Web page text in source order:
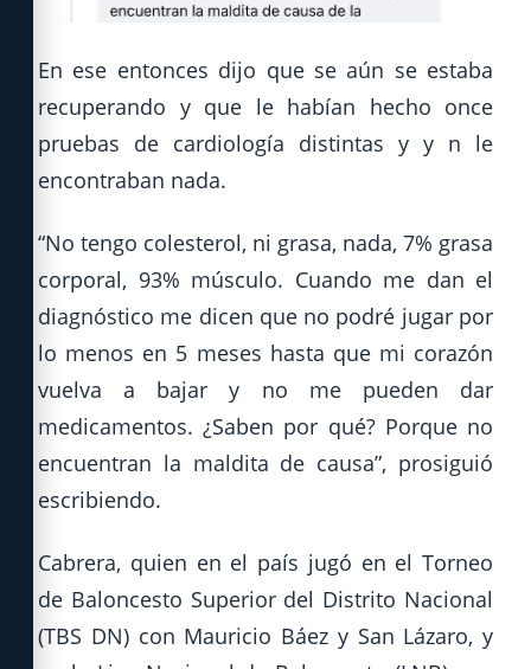
En ese entonces dijo que se aún se estaba
recuperando y que le habían hecho once
pruebas de cardiología distintas y y n le
encontraban nada.
“No tengo colesterol, ni grasa, nada, 7% grasa
corporal, 93% músculo. Cuando me dan el
diagnóstico me dicen que no podré jugar por
lo menos en 5 meses hasta que mi corazón
vuelva a bajar y no me pueden dar
medicamentos. ¿Saben por qué? Porque no
encuentran la maldita de causa”, prosiguió
escribiendo.
Cabrera, quien en el país jugó en el Torneo
de Baloncesto Superior del Distrito Nacional
(TBS DN) con Mauricio Báez y San Lázaro, y